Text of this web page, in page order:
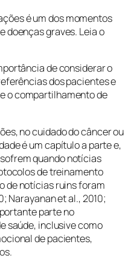
é um dos momentos
doenças graves. Leia o
de considerar o
dos pacientes e
o compartilhamento de
no cuidado do câncer ou
é um capítulo a parte e,
quando notícias
de treinamento
de notícias ruins foram
Narayanan et al., 2010;
parte no
saúde, inclusive como
de pacientes,